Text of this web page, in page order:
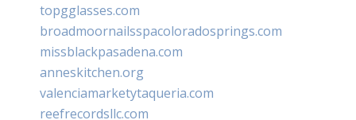
topgglasses.com
broadmoornailsspacoloradosprings.com
missblackpasadena.com
anneskitchen.org
valenciamarketytaqueria.com
reefrecordsllc.com